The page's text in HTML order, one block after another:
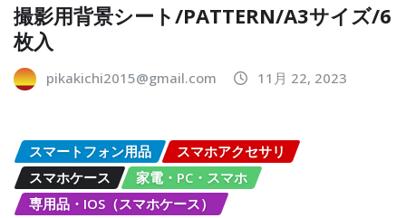
撮影用背景シート/PATTERN/A3サイズ/6
枚入
pikakichi2015@gmail.com 11月 22, 2023
スマートフォン用品
スマホアクセサリ
スマホケース
家電・PC・スマホ
専用品・IOS（スマホケース）